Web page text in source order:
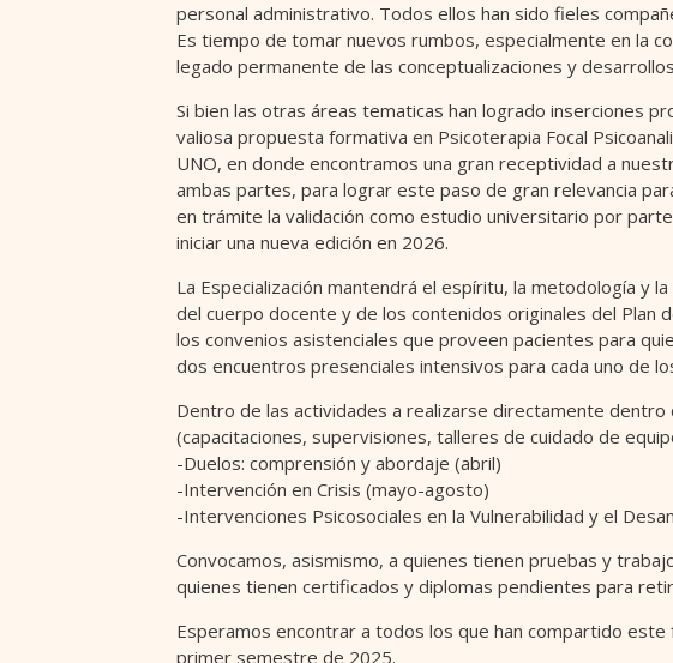
personal administrativo. Todos ellos han sido fieles
Es tiempo de tomar nuevos rumbos, especialmente en la
legado permanente de las conceptualizaciones y
Si bien las otras áreas tematicas han logrado inserciones
valiosa propuesta formativa en Psicoterapia Focal
UNO, en donde encontramos una gran receptividad a
ambas partes, para lograr este paso de gran relevancia
en trámite la validación como estudio universitario por
iniciar una nueva edición en 2026.
La Especialización mantendrá el espíritu, la metodología y
del cuerpo docente y de los contenidos originales del Plan
los convenios asistenciales que proveen pacientes para
dos encuentros presenciales intensivos para cada uno de
Dentro de las actividades a realizarse directamente
(capacitaciones, supervisiones, talleres de cuidado de
-Duelos: comprensión y abordaje (abril)
-Intervención en Crisis (mayo-agosto)
-Intervenciones Psicosociales en la Vulnerabilidad y el
Convocamos, asismismo, a quienes tienen pruebas y
quienes tienen certificados y diplomas pendientes para
Esperamos encontrar a todos los que han compartido
primer semestre de 2025.